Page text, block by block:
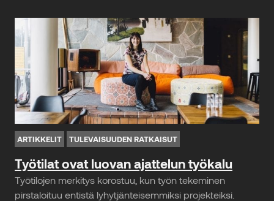
ARTIKKELIT TULEVAISUUDEN RATKAISUT
Työtilat ovat luovan ajattelun työkalu
Työtilojen merkitys korostuu, kun työn tekeminen
pirstaloituu entistä lyhytjänteisemmiksi projekteiksi.